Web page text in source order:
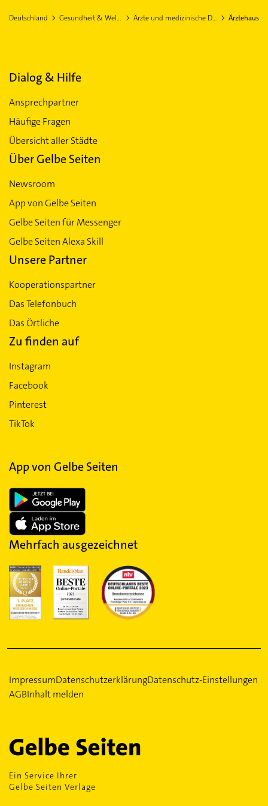
Ärztehaus in Sachsen-Anhalt
Itzehoe Flensburg Pinneberg
2.158.130,00 16.202,40 km²
Deutschland Gesundheit & Wellness Ärzte und medizinische Dienste Ärztehaus
Dialog & Hilfe
Ansprechpartner
Häufige Fragen
Übersicht aller Städte
Über Gelbe Seiten
Newsroom
App von Gelbe Seiten
Gelbe Seiten für Messenger
Gelbe Seiten Alexa Skill
Unsere Partner
Kooperationspartner
Das Telefonbuch
Das Örtliche
Zu finden auf
Instagram
Facebook
Pinterest
TikTok
App von Gelbe Seiten
Mehrfach ausgezeichnet
ImpressumDatenschutzerklärungDatenschutz-Einstellungen
AGBInhalt melden
Ein Service Ihrer
Gelbe Seiten Verlage